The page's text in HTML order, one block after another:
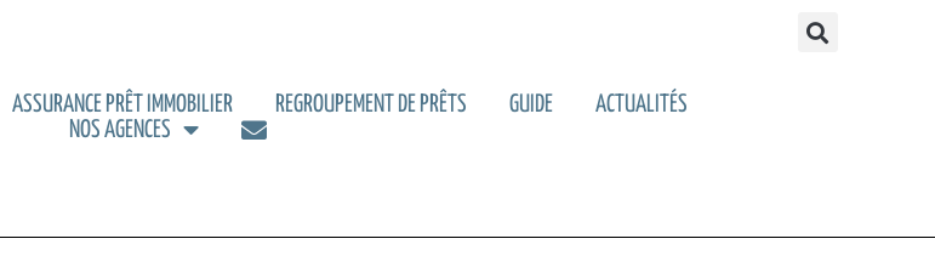
ASSURANCE PRÊT IMMOBILIER REGROUPEMENT DE PRÊTS GUIDE
ACTUALITÉS
NOS AGENCES